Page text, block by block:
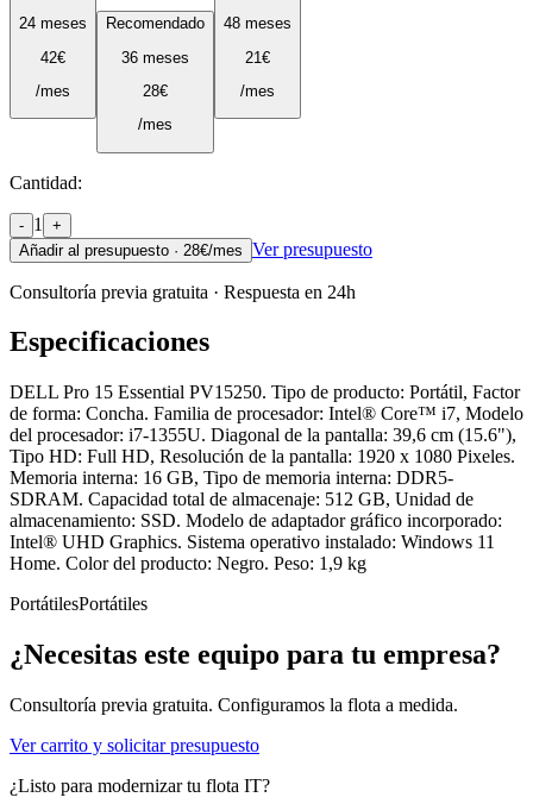
24 meses
42€
/mes
Recomendado
36 meses
28€
/mes
48 meses
21€
/mes
Cantidad:
- 1
+
Añadir al presupuesto · 28€/mes Ver presupuesto
Consultoría previa gratuita · Respuesta en 24h
Especificaciones
DELL Pro 15 Essential PV15250. Tipo de producto: Portátil, Factor
de forma: Concha. Familia de procesador: Intel® Core™ i7, Modelo
del procesador: i7-1355U. Diagonal de la pantalla: 39,6 cm (15.6"),
Tipo HD: Full HD, Resolución de la pantalla: 1920 x 1080 Pixeles.
Memoria interna: 16 GB, Tipo de memoria interna: DDR5-
SDRAM. Capacidad total de almacenaje: 512 GB, Unidad de
almacenamiento: SSD. Modelo de adaptador gráfico incorporado:
Intel® UHD Graphics. Sistema operativo instalado: Windows 11
Home. Color del producto: Negro. Peso: 1,9 kg
PortátilesPortátiles
¿Necesitas este equipo para tu empresa?
Consultoría previa gratuita. Configuramos la flota a medida.
Ver carrito y solicitar presupuesto
¿Listo para modernizar tu flota IT?